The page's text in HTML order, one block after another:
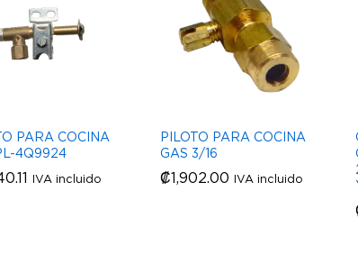
PARA COCINA
4Q9924
IVA incluido
PILOTO PARA COCINA
GAS 3/16
₡1,902.00 IVA incluido
₡1,902.00